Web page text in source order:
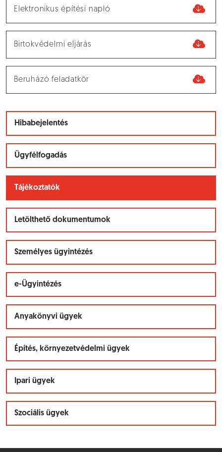
Elektronikus építési napló
Birtokvédelmi eljárás
Beruházó feladatkör
Hibabejelentés
Ügyfélfogadás
Tájékoztatók
Letölthető dokumentumok
Személyes ügyintézés
e-Ügyintézés
Anyakönyvi ügyek
Építés, környezetvédelmi ügyek
Ipari ügyek
Szociális ügyek